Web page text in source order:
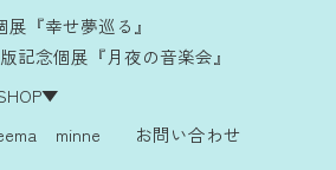
展『幸せ夢巡る』
記念個展『月夜の音楽会』
minne お問い合わせ